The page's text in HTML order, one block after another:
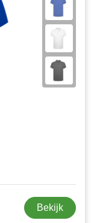
Bekijk